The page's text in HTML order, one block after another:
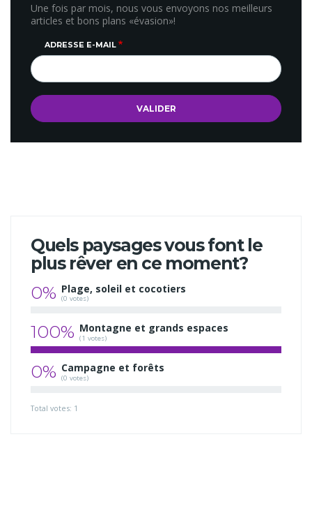
Une fois par mois, nous vous envoyons nos meilleurs
articles et bons plans «évasion»!
ADRESSE E-MAIL
Quels paysages vous font le
plus rêver en ce moment?
0% Plage, soleil et cocotiers
(0 votes)
100% Montagne et grands espaces
(1 votes)
0% Campagne et forêts
(0 votes)
Total votes: 1